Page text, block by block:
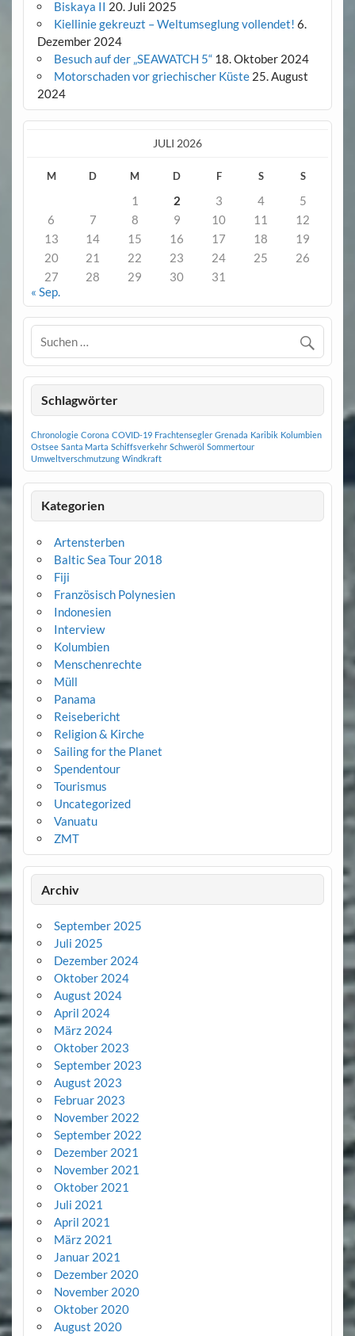
Biskaya II 20. Juli 2025
Kiellinie gekreuzt – Weltumseglung vollendet! 6.
Dezember 2024
Besuch auf der „SEAWATCH 5“ 18. Oktober 2024
Motorschaden vor griechischer Küste 25. August
2024
JULI 2026
M D M D F S S
1 2 3 4
5
6
7 8 9 10 11
12
13
14 15 16 17 18
19
20
21 22 23 24 25
26
27
28 29 30
31
« Sep.
Schlagwörter
Chronologie Corona COVID-19 Frachtensegler Grenada Karibik Kolumbien
Ostsee Santa Marta Schiffsverkehr Schweröl Sommertour
Umweltverschmutzung Windkraft
Kategorien
Artensterben
Baltic Sea Tour 2018
Fiji
Französisch Polynesien
Indonesien
Interview
Kolumbien
Menschenrechte
Müll
Panama
Reisebericht
Religion & Kirche
Sailing for the Planet
Spendentour
Tourismus
Uncategorized
Vanuatu
ZMT
Archiv
September 2025
Juli 2025
Dezember 2024
Oktober 2024
August 2024
April 2024
März 2024
Oktober 2023
September 2023
August 2023
Februar 2023
November 2022
September 2022
Dezember 2021
November 2021
Oktober 2021
Juli 2021
April 2021
März 2021
Januar 2021
Dezember 2020
November 2020
Oktober 2020
August 2020